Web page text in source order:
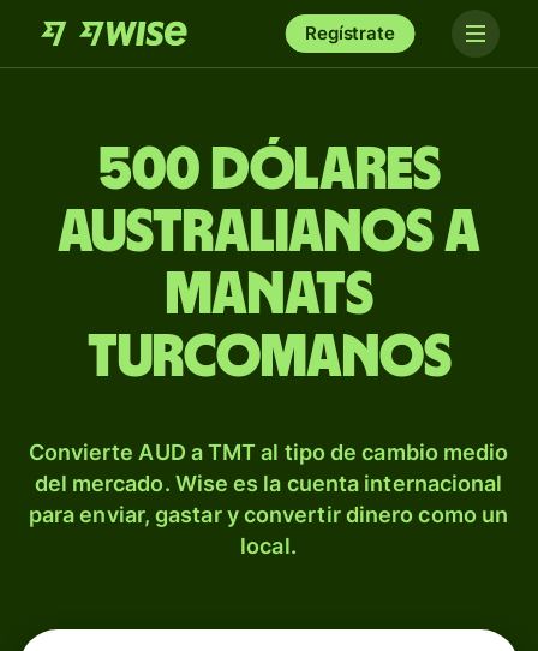
Regístrate
500 dólares
australianos a
manats
turcomanos
Convierte AUD a TMT al tipo de cambio medio
del mercado. Wise es la cuenta internacional
para enviar, gastar y convertir dinero como un
local.